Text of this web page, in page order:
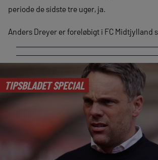
periode de sidste tre uger, ja.
Anders Dreyer er foreløbigt i FC Midtjylland
TIPSBLADET SPECIAL